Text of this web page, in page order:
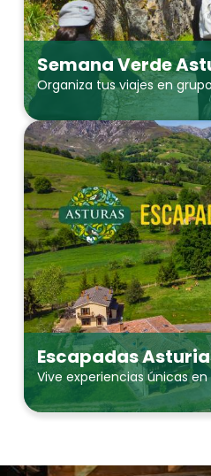
Semana Verde
Organiza tus viajes en
Escapadas
Vive experiencias únicas en